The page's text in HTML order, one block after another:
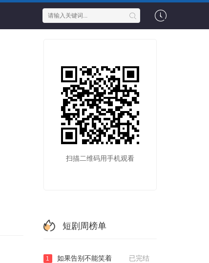
扫描二维码用手机观看
短剧周榜单
已完结
1 如果告别不能笑着